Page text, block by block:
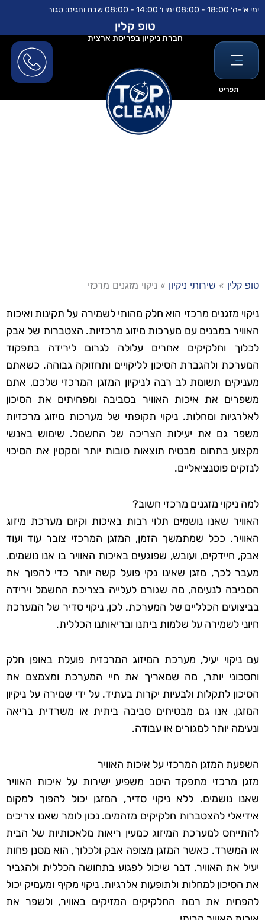
לתוכן
דילוג
ימי א׳-ה׳ 18:00 - 08:00 ימי ו׳ 14:00 - 08:00 שבת וחגים: סגור
תפריט
טופ קלין
חברת ניקיון בפריסת ארצית
טופ קלין » שירותי ניקיון » ניקוי מזגנים מרכזי
ניקוי מזגנים מרכזי הוא חלק מהותי לשמירה על תקינות ואיכות
האוויר במבנים עם מערכות מיזוג מרכזיות. הצטברות של אבק
לכלוך וחלקיקים אחרים עלולה לגרום לירידה בתפקוד
המערכת ולהגברת הסיכון לליקויים ותחזוקה גבוהה. כשאתם
מעניקים תשומת לב רבה לניקיון המזגן המרכזי שלכם, אתם
משפרים את איכות האוויר בסביבה ומפחיתים את הסיכון
לאלרגיות ומחלות. ניקוי תקופתי של מערכות מיזוג מרכזיות
משפר גם את יעילות הצריכה של החשמל. שימוש באנשי
מקצוע בתחום מבטיח תוצאות טובות יותר ומקטין את הסיכוי
לנזקים פוטנציאליים.
למה ניקוי מזגנים מרכזי חשוב?
האוויר שאנו נושמים תלוי רבות באיכות וקיום מערכת מיזוג
האוויר. ככל שמתמשך הזמן, המזגן המרכזי צובר עוד ועוד
אבק, חיידקים, ועובש, שפוגעים באיכות האוויר בו אנו נושמים.
מעבר לכך, מזגן שאינו נקי פועל קשה יותר כדי להפוך את
הסביבה לנעימה, מה שגורם לעלייה בצריכת החשמל וירידה
בביצועים הכלליים של המערכת. לכן, ניקוי סדיר של המערכת
חיוני לשמירה על שלמות ביתנו ובריאותנו הכללית.
עם ניקוי יעיל, מערכת המיזוג המרכזית פועלת באופן חלק
וחסכוני יותר, מה שמאריך את חיי המערכת ומצמצם את
הסיכון לתקלות ולבעיות יקרות בעתיד. על ידי שמירה על ניקיון
המזגן, אנו גם מבטיחים סביבה ביתית או משרדית בריאה
ונעימה יותר למגורים או עבודה.
השפעת המזגן המרכזי על איכות האוויר
מזגן מרכזי מתפקד היטב משפיע ישירות על איכות האוויר
שאנו נושמים. ללא ניקוי סדיר, המזגן יכול להפוך למקום
אידיאלי להצטברות חלקיקים מזהמים. נכון לומר שאנו צריכים
להתייחס למערכת המיזוג כמעין ריאות מלאכותיות של הבית
או המשרד. כאשר המזגן מצופה אבק ולכלוך, הוא מסנן פחות
יעיל את האוויר, דבר שיכול לפגוע בתחושה הכללית ולהגביר
את הסיכון למחלות ולתופעות אלרגיות. ניקוי מקיף ומעמיק יכול
להפחית את רמת החלקיקים המזיקים באוויר, ולשפר את